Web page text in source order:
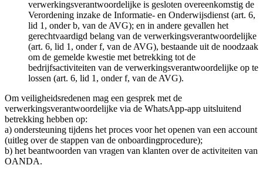
verwerkingsverantwoordelijke is gesloten overeenkomstig de
Verordening inzake de Informatie- en Onderwijsdienst (art. 6,
lid 1, onder b, van de AVG); en in andere gevallen het
gerechtvaardigd belang van de verwerkingsverantwoordelijke
(art. 6, lid 1, onder f, van de AVG), bestaande uit de noodzaak
om de gemelde kwestie met betrekking tot de
bedrijfsactiviteiten van de verwerkingsverantwoordelijke op te
lossen (art. 6, lid 1, onder f, van de AVG).
Om veiligheidsredenen mag een gesprek met de
verwerkingsverantwoordelijke via de WhatsApp-app uitsluitend
betrekking hebben op:
a) ondersteuning tijdens het proces voor het openen van een account
(uitleg over de stappen van de onboardingprocedure);
b) het beantwoorden van vragen van klanten over de activiteiten van
OANDA.